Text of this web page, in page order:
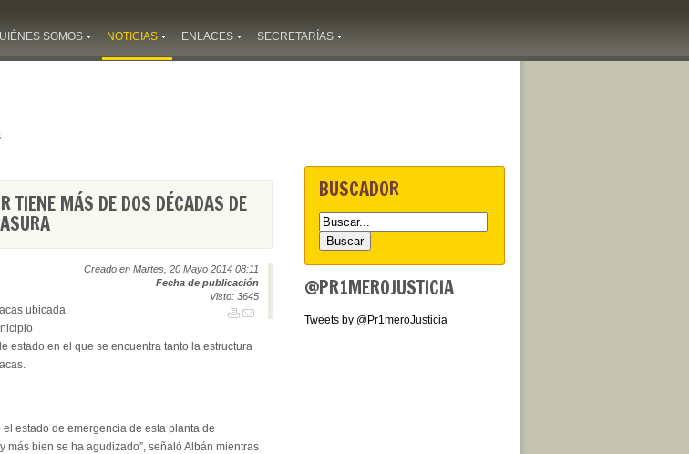
SOMOS NOTICIAS ENLACES SECRETARÍAS
TIENE MÁS DE DOS DÉCADAS DE
Creado en Martes, 20 Mayo 2014 08:11
Fecha de publicación
Visto: 3645
ubicada
estado en el que se encuentra tanto la estructura
estado de emergencia de esta planta de
bien se ha agudizado”, señaló Albán mientras
BUSCADOR
@PR1MEROJUSTICIA
Tweets by @Pr1meroJusticia